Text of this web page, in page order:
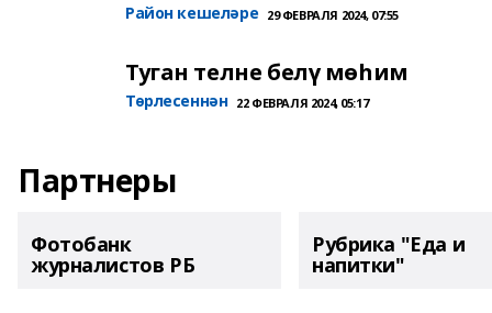
Район кешеләре 29 ФЕВРАЛЯ 2024, 07:55
Туган телне белү мөһим
Төрлесеннән 22 ФЕВРАЛЯ 2024, 05:17
Партнеры
Фотобанк
журналистов РБ
Рубрика "Еда и
напитки"